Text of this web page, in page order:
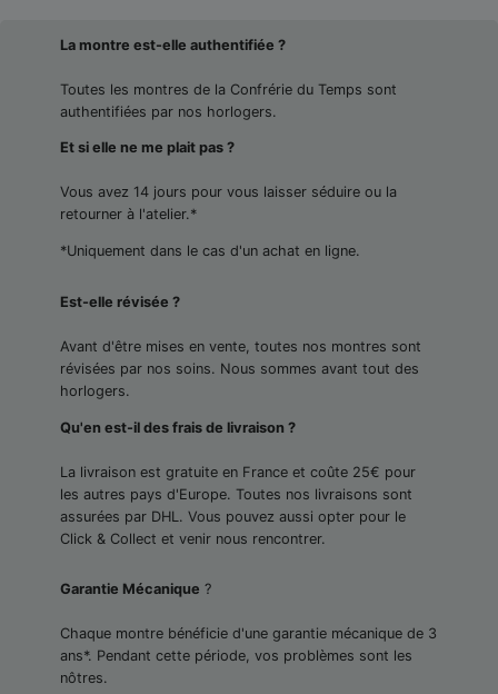
La montre est-elle authentifiée ?
Toutes les montres de la Confrérie du Temps sont
authentifiées par nos horlogers.
Et si elle ne me plait pas ?
Vous avez 14 jours pour vous laisser séduire ou la
retourner à l'atelier.*
*Uniquement dans le cas d'un achat en ligne.
Est-elle révisée ?
Avant d'être mises en vente, toutes nos montres sont
révisées par nos soins. Nous sommes avant tout des
horlogers.
Qu'en est-il des frais de livraison ?
La livraison est gratuite en France et coûte 25€ pour
les autres pays d'Europe. Toutes nos livraisons sont
assurées par DHL. Vous pouvez aussi opter pour le
Click & Collect et venir nous rencontrer.
Garantie Mécanique ?
Chaque montre bénéficie d'une garantie mécanique de 3
ans*. Pendant cette période, vos problèmes sont les
nôtres.